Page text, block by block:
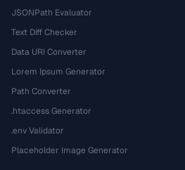
JSONPath Evaluator
Text Diff Checker
Data URI Converter
Lorem Ipsum Generator
Path Converter
.htaccess Generator
.env Validator
Placeholder Image Generator